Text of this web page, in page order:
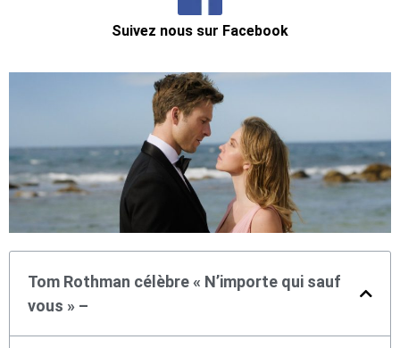
Suivez nous sur Facebook
Tom Rothman célèbre « N’importe qui sauf
vous » –